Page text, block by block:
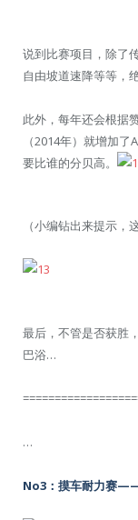
说到比赛项目，除了
自由坡道速降等等，
此外，每年还会根据
（2014年）就增加
要比谁的分贝高。
（小编钻出来提示，
最后，不管是否获胜
巴浴…
…
No3：摸车耐力赛